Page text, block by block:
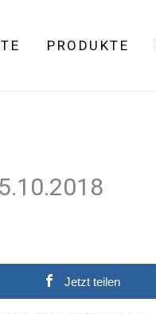
PRODUKTE
Jetzt teilen